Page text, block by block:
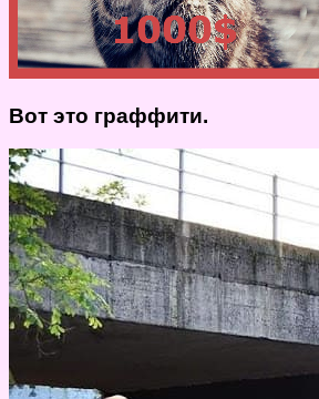
Вот это граффити.